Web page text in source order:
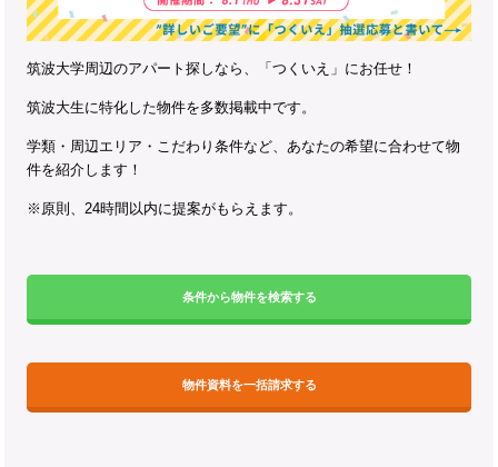
筑波大学周辺のアパート探しなら、「つくいえ」にお任せ！
筑波大生に特化した物件を多数掲載中です。
学類・周辺エリア・こだわり条件など、あなたの希望に合わせて物
件を紹介します！
※原則、24時間以内に提案がもらえます。
条件から物件を検索する
物件資料を一括請求する